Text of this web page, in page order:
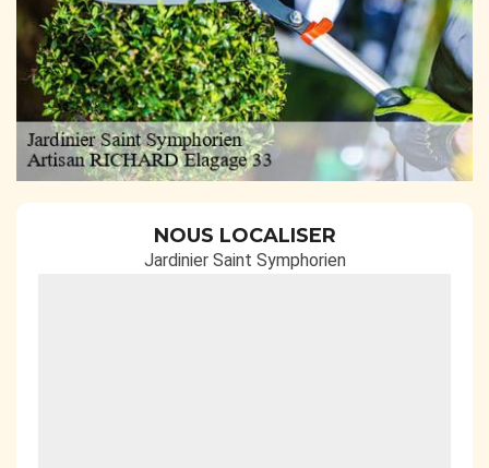
NOUS LOCALISER
Jardinier Saint Symphorien